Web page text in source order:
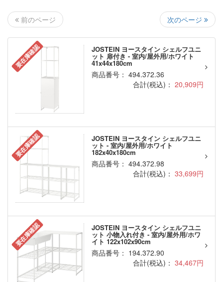
前のページ 次のページ
要在庫確認 JOSTEIN ヨースタイン シェルフユニ
ット 扉付き - 室内/屋外用/ホワイト
41x44x180cm
商品番号： 494.372.36
合計(税込)： 20,909円
要在庫確認 JOSTEIN ヨースタイン シェルフユニ
ット - 室内/屋外用/ホワイト
182x40x180cm
商品番号： 494.372.98
合計(税込)： 33,699円
要在庫確認 JOSTEIN ヨースタイン シェルフユニ
ット 小物入れ付き - 室内/屋外用/ホワ
イト 122x102x90cm
商品番号： 194.372.90
合計(税込)： 34,467円